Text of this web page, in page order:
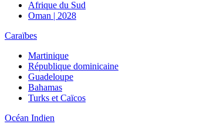
Afrique du Sud
Oman | 2028
Caraïbes
Martinique
République dominicaine
Guadeloupe
Bahamas
Turks et Caïcos
Océan Indien